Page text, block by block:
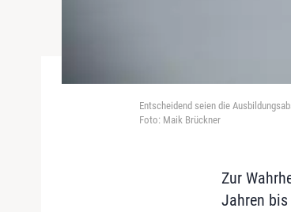
Entscheidend seien die
Foto: Maik Brückner
Zur
Jahren